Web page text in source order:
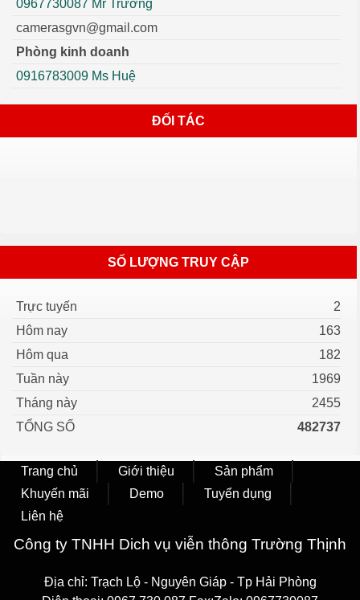
0967730087 Mr Trường
camerasgvn@gmail.com
Phòng kinh doanh
0916783009 Ms Huệ
ĐỐI TÁC
SỐ LƯỢNG TRUY CẬP
Trực tuyến
2
Hôm nay
163
Hôm qua
182
Tuần này
1969
Tháng này
2455
TỔNG SỐ
482737
Trang chủ Giới thiệu
Sản phẩm
Khuyến mãi
Demo
Tuyển dụng
Liên hệ
Công ty TNHH Dich vụ viễn thông Trường Thịnh
Địa chỉ: Trạch Lộ - Nguyên Giáp - Tp Hải Phòng